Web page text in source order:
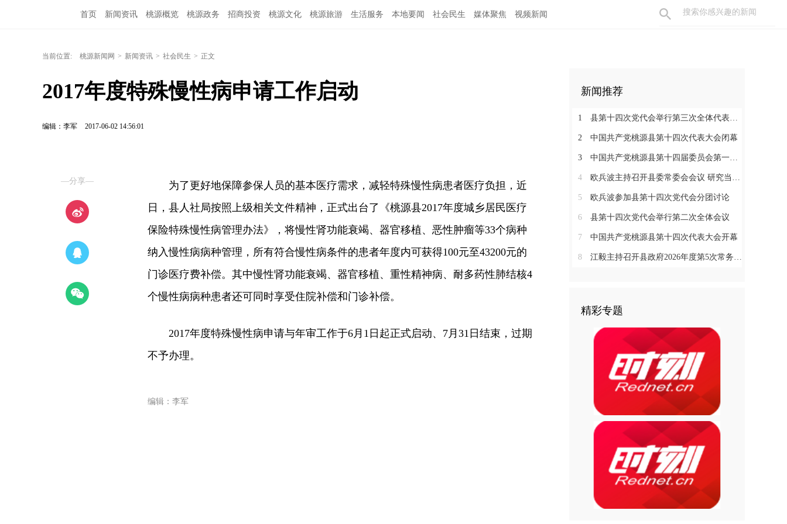
首页 新闻资讯 桃源概览 桃源政务 招商投资 桃源文化 桃源旅游 生活服务 本地要闻 社会民生 媒体聚焦 视频新闻
当前位置: 桃源新闻网 > 新闻资讯 > 社会民生 > 正文
2017年度特殊慢性病申请工作启动
编辑：李军 2017-06-02 14:56:01
—分享—
为了更好地保障参保人员的基本医疗需求，减轻特殊慢性病患者医疗负担，近
日，县人社局按照上级相关文件精神，正式出台了《桃源县2017年度城乡居民医疗
保险特殊慢性病管理办法》，将慢性肾功能衰竭、器官移植、恶性肿瘤等33个病种
纳入慢性病病种管理，所有符合慢性病条件的患者年度内可获得100元至43200元的
门诊医疗费补偿。其中慢性肾功能衰竭、器官移植、重性精神病、耐多药性肺结核4
个慢性病病种患者还可同时享受住院补偿和门诊补偿。
2017年度特殊慢性病申请与年审工作于6月1日起正式启动、7月31日结束，过期
不予办理。
编辑：李军
新闻推荐
1 县第十四次党代会举行第三次全体代表会议
2 中国共产党桃源县第十四次代表大会闭幕
3 中国共产党桃源县第十四届委员会第一次全体会议召开
4 欧兵波主持召开县委常委会会议 研究当前重点工作
5 欧兵波参加县第十四次党代会分团讨论
6 县第十四次党代会举行第二次全体会议
7 中国共产党桃源县第十四次代表大会开幕
8 江毅主持召开县政府2026年度第5次常务会议
精彩专题